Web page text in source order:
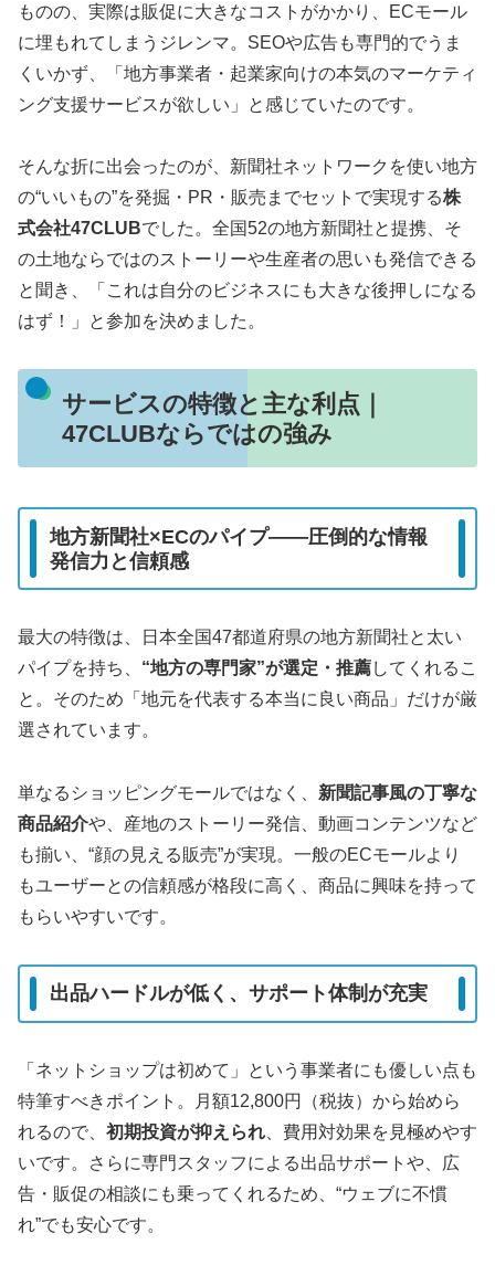
ものの、実際は販促に大きなコストがかかり、ECモール
に埋もれてしまうジレンマ。SEOや広告も専門的でうま
くいかず、「地方事業者・起業家向けの本気のマーケティ
ング支援サービスが欲しい」と感じていたのです。
そんな折に出会ったのが、新聞社ネットワークを使い地方
の“いいもの”を発掘・PR・販売までセットで実現する株
式会社47CLUBでした。全国52の地方新聞社と提携、そ
の土地ならではのストーリーや生産者の思いも発信できる
と聞き、「これは自分のビジネスにも大きな後押しになる
はず！」と参加を決めました。
サービスの特徴と主な利点｜
47CLUBならではの強み
地方新聞社×ECのパイプ――圧倒的な情報
発信力と信頼感
最大の特徴は、日本全国47都道府県の地方新聞社と太い
パイプを持ち、 “地方の専門家”が選定・推薦してくれるこ
と。そのため「地元を代表する本当に良い商品」だけが厳
選されています。
単なるショッピングモールではなく、 新聞記事風の丁寧な
商品紹介や、産地のストーリー発信、動画コンテンツなど
も揃い、“顔の見える販売”が実現。一般のECモールより
もユーザーとの信頼感が格段に高く、商品に興味を持って
もらいやすいです。
出品ハードルが低く、サポート体制が充実
「ネットショップは初めて」という事業者にも優しい点も
特筆すべきポイント。月額12,800円（税抜）から始めら
れるので、 初期投資が抑えられ 、費用対効果を見極めやす
いです。さらに専門スタッフによる出品サポートや、広
告・販促の相談にも乗ってくれるため、“ウェブに不慣
れ”でも安心です。